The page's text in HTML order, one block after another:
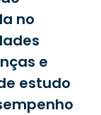
no
e
estudo